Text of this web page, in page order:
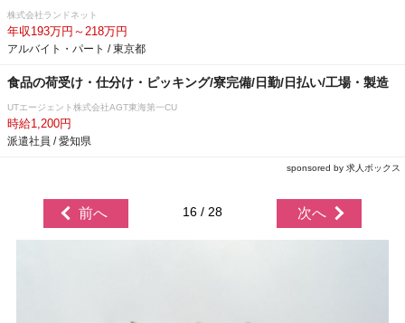
株式会社ランドネット
年収193万円～218万円
アルバイト・パート / 東京都
食品の荷受け・仕分け・ピッキング/寮完備/日勤/日払い/工場・製造
UTエージェント株式会社AGT東海第一CU
時給1,200円
派遣社員 / 愛知県
sponsored by 求人ボックス
前へ 16 / 28 次へ